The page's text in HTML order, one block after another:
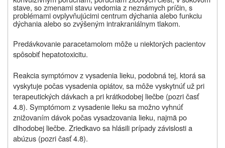
stave, so zmenami stavu vedomia z neznámych príčin, s
problémami ovplyvňujúcimi centrum dýchania alebo funkciu
dýchania alebo so zvýšeným intrakraniálnym tlakom.
Predávkovanie paracetamolom môže u niektorých pacientov
spôsobiť hepatotoxicitu.
Reakcia symptómov z vysadenia lieku, podobná tej, ktorá sa
vyskytuje počas vysadenia opiátov, sa môže vyskytnúť už pri
terapeutických dávkach a pri krátkodobej liečbe (pozri časť
4.8). Symptómom z vysadenie lieku sa možno vyhnúť
znižovaním dávok počas vysadzovania lieku, najmä po
dlhodobej liečbe. Zriedkavo sa hlásili prípady závislosti a
abúzus (pozri časť 4.8).